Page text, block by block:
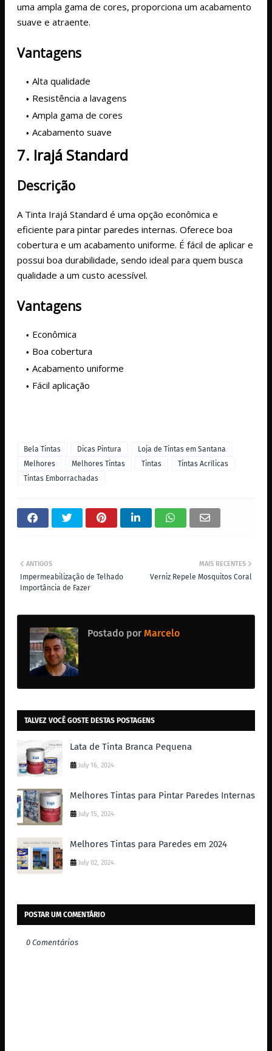
uma ampla gama de cores, proporciona um acabamento
suave e atraente.
Vantagens
Alta qualidade
Resistência a lavagens
Ampla gama de cores
Acabamento suave
7. Irajá Standard
Descrição
A Tinta Irajá Standard é uma opção econômica e
eficiente para pintar paredes internas. Oferece boa
cobertura e um acabamento uniforme. É fácil de aplicar e
possui boa durabilidade, sendo ideal para quem busca
qualidade a um custo acessível.
Vantagens
Econômica
Boa cobertura
Acabamento uniforme
Fácil aplicação
Bela Tintas Dicas Pintura
Loja de Tintas em Santana
Melhores
Melhores Tintas Tintas
Tintas Acrílicas
Tintas Emborrachadas
MAIS RECENTES
Verniz Repele Mosquitos Coral
ANTIGOS
Impermeabilização de Telhado
Importância de Fazer
Postado por Marcelo
TALVEZ VOCÊ GOSTE DESTAS POSTAGENS
Lata de Tinta Branca Pequena
July 16, 2024
Melhores Tintas para Pintar Paredes Internas
July 15, 2024
Melhores Tintas para Paredes em 2024
July 02, 2024
POSTAR UM COMENTÁRIO
0 Comentários